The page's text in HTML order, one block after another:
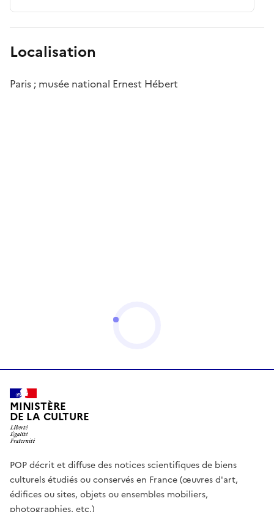
Localisation
Paris ; musée national Ernest Hébert
MINISTÈRE
DE LA CULTURE
POP décrit et diffuse des notices scientifiques de biens
culturels étudiés ou conservés en France (œuvres d'art,
édifices ou sites, objets ou ensembles mobiliers,
photographies, etc.)